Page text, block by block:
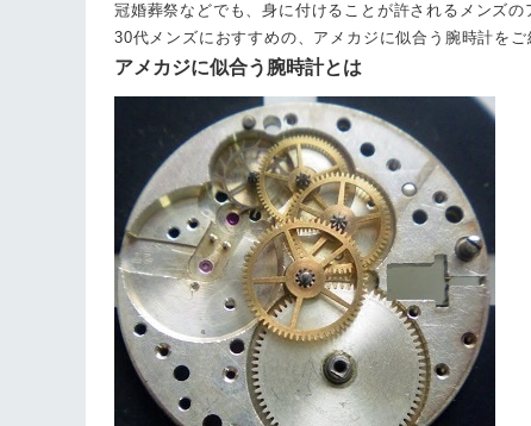
冠婚葬祭などでも、身に付けることが許されるメンズ
30代メンズにおすすめの、アメカジに似合う腕時計をご
アメカジに似合う腕時計とは